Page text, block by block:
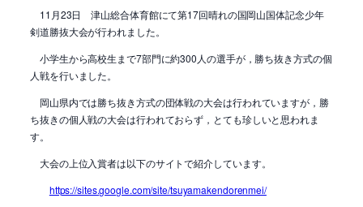
11月23日 津山総合体育館にて第17回晴れの国岡山国体記念少年
剣道勝抜大会が行われました。
小学生から高校生まで7部門に約300人の選手が，勝ち抜き方式の個
人戦を行いました。
岡山県内では勝ち抜き方式の団体戦の大会は行われていますが，勝
ち抜きの個人戦の大会は行われておらず，とても珍しいと思われま
す。
大会の上位入賞者は以下のサイトで紹介しています。
https://sites.google.com/site/tsuyamakendorenmei/